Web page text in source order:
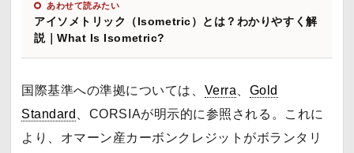
あわせて読みたい
アイソメトリック（Isometric）とは？わかりやすく解
説｜What Is Isometric?
国際基準への準拠については、 Verra
Gold
Standard
、CORSIAが明示的に参照される。これに
より、オマーン産カーボンクレジットがボランタリ